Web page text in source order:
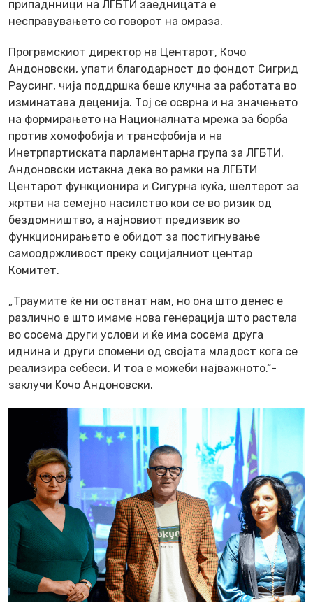
припаднници на ЛГБТИ заедницата е
несправувањето со говорот на омраза.
Програмскиот директор на Центарот, Кочо
Андоновски, упати благодарност до фондот Сигрид
Раусинг, чија поддршка беше клучна за работата во
изминатава деценија. Тој се осврна и на значењето
на формирањето на Националната мрежа за борба
против хомофобија и трансфобија и на
Инетрпартиската парламентарна група за ЛГБТИ.
Андоновски истакна дека во рамки на ЛГБТИ
Центарот функционира и Сигурна куќа, шелтерот за
жртви на семејно насилство кои се во ризик од
бездомништво, а најновиот предизвик во
функционирањето е обидот за постигнување
самоодржливост преку социјалниот центар
Комитет.
„Траумите ќе ни останат нам, но она што денес е
различно е што имаме нова генерација што растела
во сосема други услови и ќе има сосема друга
иднина и други спомени од својата младост кога се
реализира себеси. И тоа е можеби најважното.“-
заклучи Koчо Андоновски.